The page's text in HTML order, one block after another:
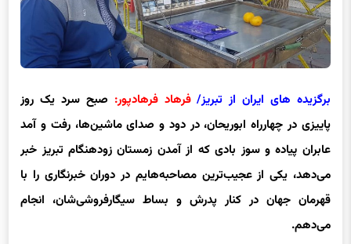
برگزیده های ایران از تبریز/فرهاد فرهادپور: صبح سرد یک روز
پاییزی در چهارراه ابوریحان، در دود و صدای ماشین‌ها، رفت و آمد
عابران پیاده و سوز بادی که از آمدن زمستان زودهنگام تبریز خبر
می‌دهد، یکی از عجیب‌ترین مصاحبه‌هایم در دوران خبرنگاری را با
قهرمان جهان در کنار پدرش و بساط سیگارفروشی‌شان، انجام
می‌دهم.